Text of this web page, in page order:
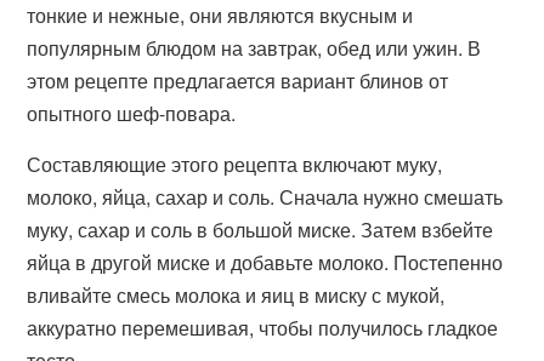
тонкие и нежные, они являются вкусным и
популярным блюдом на завтрак, обед или ужин. В
этом рецепте предлагается вариант блинов от
опытного шеф-повара.
Составляющие этого рецепта включают муку,
молоко, яйца, сахар и соль. Сначала нужно смешать
муку, сахар и соль в большой миске. Затем взбейте
яйца в другой миске и добавьте молоко. Постепенно
вливайте смесь молока и яиц в миску с мукой,
аккуратно перемешивая, чтобы получилось гладкое